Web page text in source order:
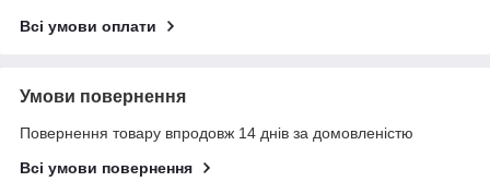
Всі умови оплати
Умови повернення
Повернення товару впродовж 14 днів за домовленістю
Всі умови повернення